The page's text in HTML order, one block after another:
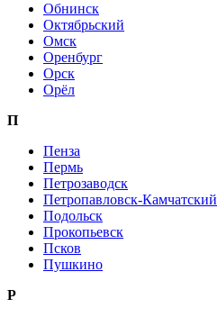
Обнинск
Октябрьский
Омск
Оренбург
Орск
Орёл
П
Пенза
Пермь
Петрозаводск
Петропавловск-Камчатский
Подольск
Прокопьевск
Псков
Пушкино
Р